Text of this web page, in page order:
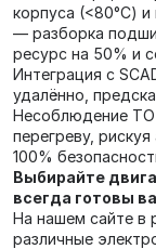
корпуса (<80°C)
— разборка
ресурс на 50% и
Интеграция с
удалённо,
Несоблюдение ТО
перегреву,
100%
Выбирайте
всегда готовы
На нашем сайте в
различные